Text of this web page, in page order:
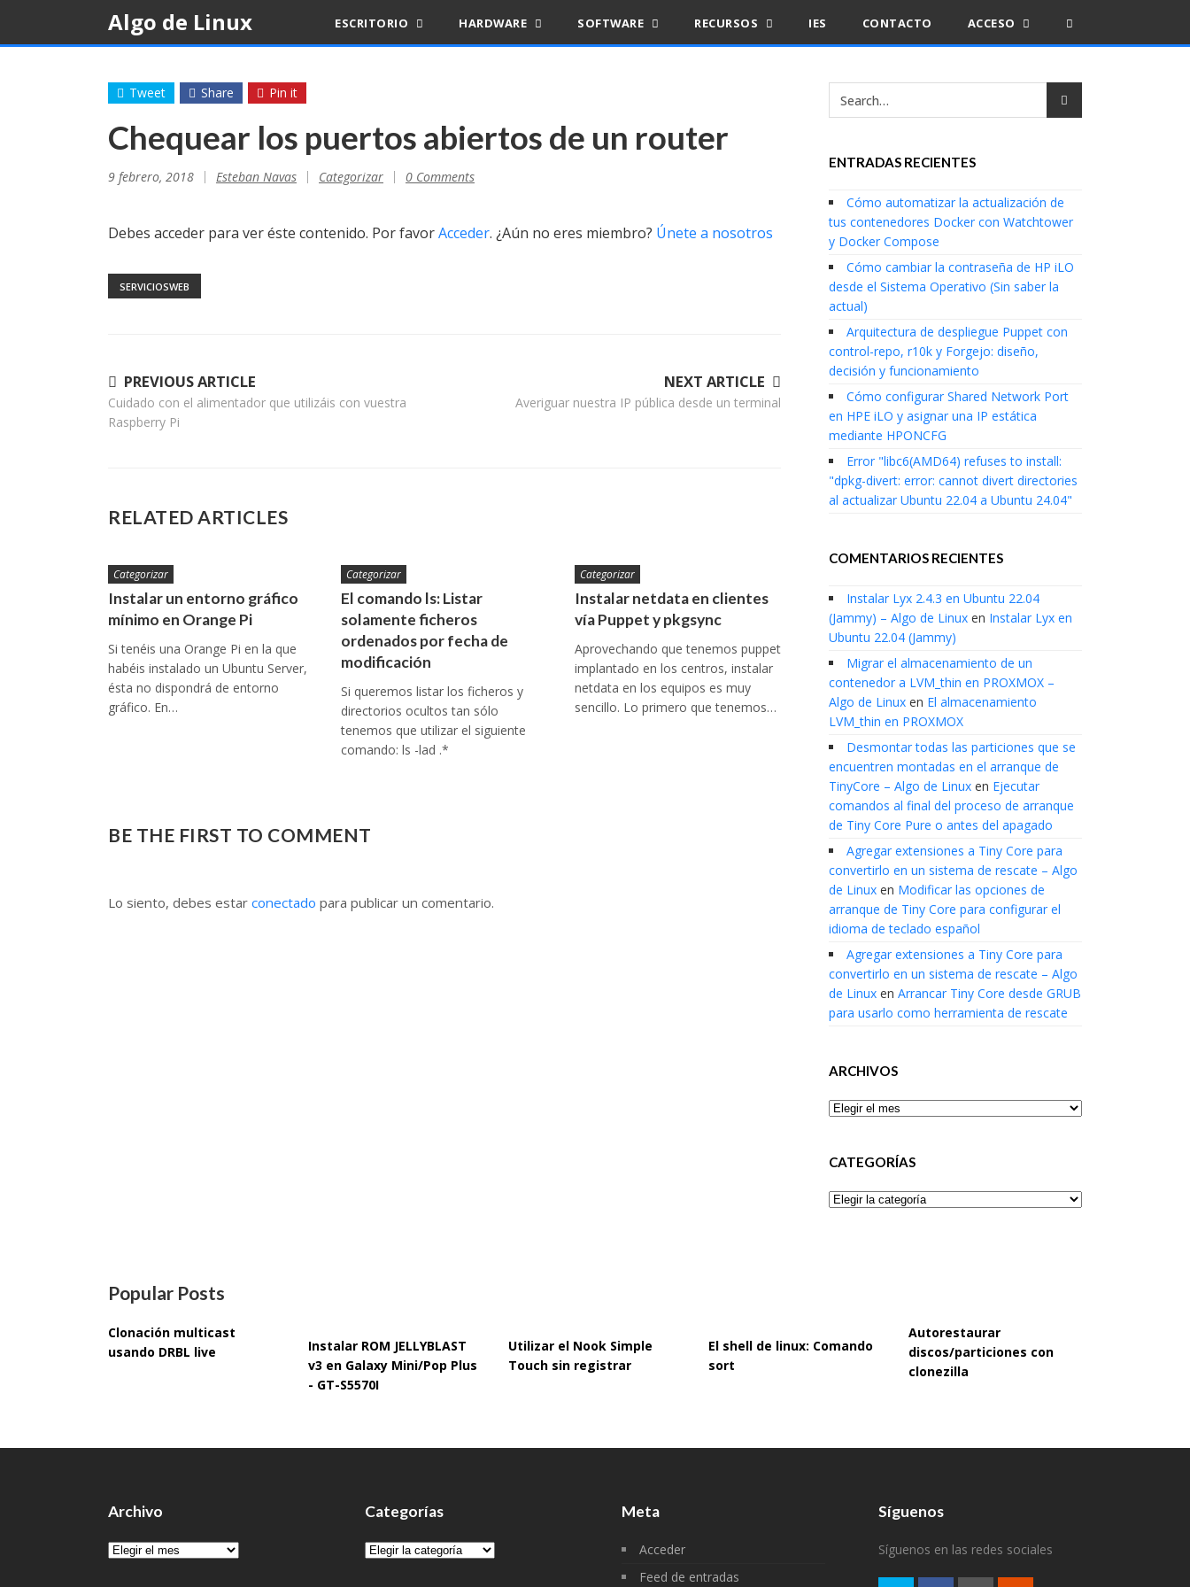
content
Algo de Linux ESCRITORIO HARDWARE SOFTWARE RECURSOS IES CONTACTO ACCESO
Tweet Share Pin it
Chequear los puertos abiertos de un router
9 febrero, 2018 Esteban Navas Categorizar 0 Comments
Debes acceder para ver éste contenido. Por favorAcceder. ¿Aún no eres miembro? Únete a nosotros
SERVICIOSWEB
Navegación
de
NEXT ARTICLE
Averiguar nuestra IP pública desde un terminal
PREVIOUS ARTICLE
Cuidado con el alimentador que utilizáis con vuestra
Raspberry Pi
RELATED ARTICLES
Categorizar
Instalar un entorno gráfico
mínimo en Orange Pi
Si tenéis una Orange Pi en la que
habéis instalado un Ubuntu Server,
ésta no dispondrá de entorno
gráfico. En…
Categorizar
El comando ls: Listar
solamente ficheros
ordenados por fecha de
modificación
Si queremos listar los ficheros y
directorios ocultos tan sólo
tenemos que utilizar el siguiente
comando: ls -lad .*
Categorizar
Instalar netdata en clientes
vía Puppet y pkgsync
Aprovechando que tenemos puppet
implantado en los centros, instalar
netdata en los equipos es muy
sencillo. Lo primero que tenemos…
BE THE FIRST TO COMMENT
Lo siento, debes estar conectado para publicar un comentario.
ENTRADAS RECIENTES
Cómo automatizar la actualización de
tus contenedores Docker con Watchtower
y Docker Compose
Cómo cambiar la contraseña de HP iLO
desde el Sistema Operativo (Sin saber la
actual)
Arquitectura de despliegue Puppet con
control-repo, r10k y Forgejo: diseño,
decisión y funcionamiento
Cómo configurar Shared Network Port
en HPE iLO y asignar una IP estática
mediante HPONCFG
Error "libc6(AMD64) refuses to install:
"dpkg-divert: error: cannot divert directories
al actualizar Ubuntu 22.04 a Ubuntu 24.04"
COMENTARIOS RECIENTES
Instalar Lyx 2.4.3 en Ubuntu 22.04
(Jammy) – Algo de Linux en Instalar Lyx en
Ubuntu 22.04 (Jammy)
Migrar el almacenamiento de un
contenedor a LVM_thin en PROXMOX –
Algo de Linux en El almacenamiento
LVM_thin en PROXMOX
Desmontar todas las particiones que se
encuentren montadas en el arranque de
TinyCore – Algo de Linux en Ejecutar
comandos al final del proceso de arranque
de Tiny Core Pure o antes del apagado
Agregar extensiones a Tiny Core para
convertirlo en un sistema de rescate – Algo
de Linux en Modificar las opciones de
arranque de Tiny Core para configurar el
idioma de teclado español
Agregar extensiones a Tiny Core para
convertirlo en un sistema de rescate – Algo
de Linux en Arrancar Tiny Core desde GRUB
para usarlo como herramienta de rescate
ARCHIVOS
Archivos
CATEGORÍAS
Categorías
Popular Posts
Clonación multicast
usando DRBL live
Instalar ROM JELLYBLAST
v3 en Galaxy Mini/Pop Plus
- GT-S5570I
Utilizar el Nook Simple
Touch sin registrar
El shell de linux: Comando
sort
Autorestaurar
discos/particiones con
clonezilla
Archivo
Archivo
Categorías
Categorías
Meta
Acceder
Feed de entradas
Síguenos
Síguenos en las redes sociales